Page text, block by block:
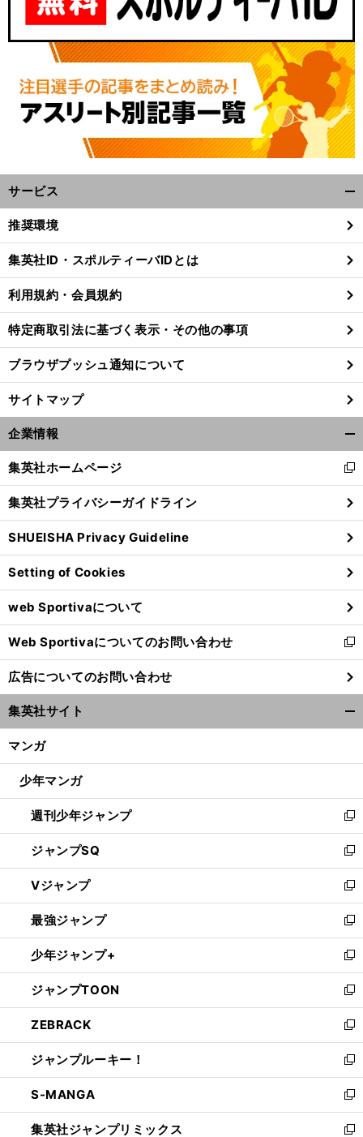
サービス
閉
る
推奨環境
集英社ID・スポルティーバIDとは
利用規約・会員規約
特定商取引法に基づく表示・その他の事項
ブラウザプッシュ通知について
サイトマップ
企業情報
閉
る
集英社ホームページ
新
し
い
ウ
ィ
ン
ド
ウ
で
開
く
集英社プライバシーガイドライン
SHUEISHA Privacy Guideline
Setting of Cookies
web Sportivaについて
Web Sportivaについてのお問い合わせ
新
し
い
ウ
ィ
ン
ウ
開
く
広告についてのお問い合わせ
集英社サイト
マンガ
少年マンガ
週刊少年ジャンプ
新
し
い
ウ
ィ
ン
ド
ウ
で
開
く
ジャンプSQ
新
し
い
ウ
ィ
ン
ド
ウ
で
開
く
Vジャンプ
新
し
い
ウ
ィ
ン
ド
ウ
で
開
く
最強ジャンプ
新
し
い
ウ
ィ
ン
ド
ウ
で
開
く
少年ジャンプ+
新
し
い
ウ
ィ
ン
ド
ウ
で
開
く
ジャンプTOON
新
し
い
ウ
ィ
ン
ド
ウ
で
ZEBRACK
新
し
い
ウ
ィ
ン
ド
ジャンプルーキー！
新
し
い
ウ
ィ
S-MANGA
新
し
い
集英社ジャンプリミックス
新